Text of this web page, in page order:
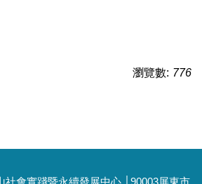
瀏覽數: 776